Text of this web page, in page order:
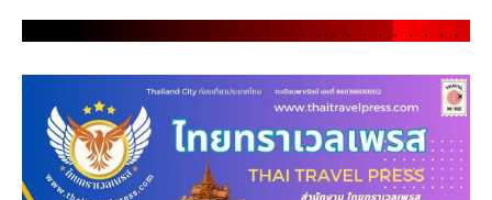
. . . . . . . . . . . . . . . . . . . . . .